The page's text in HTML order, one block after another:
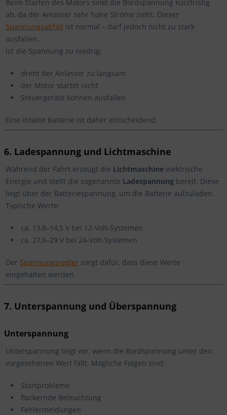
Beim Starten des Motors sinkt die Bordspannung kurzfristig
ab, da der Anlasser sehr hohe Ströme zieht. Dieser
Spannungsabfall ist normal – darf jedoch nicht zu stark
ausfallen.
Ist die Spannung zu niedrig:
dreht der Anlasser zu langsam
der Motor startet nicht
Steuergeräte können ausfallen
Eine intakte Batterie ist daher entscheidend.
6. Ladespannung und Lichtmaschine
Während der Fahrt erzeugt die Lichtmaschine elektrische
Energie und stellt die sogenannte Ladespannung bereit. Diese
liegt über der Batteriespannung, um die Batterie aufzuladen.
Typische Werte:
ca. 13,8–14,5 V bei 12-Volt-Systemen
ca. 27,6–29 V bei 24-Volt-Systemen
Der Spannungsregler sorgt dafür, dass diese Werte
eingehalten werden.
7. Unterspannung und Überspannung
Unterspannung
Unterspannung liegt vor, wenn die Bordspannung unter den
vorgesehenen Wert fällt. Mögliche Folgen sind:
Startprobleme
flackernde Beleuchtung
Fehlermeldungen